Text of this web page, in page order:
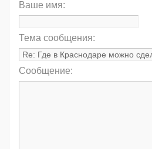
Ваше имя:
Тема сообщения:
Сообщение: